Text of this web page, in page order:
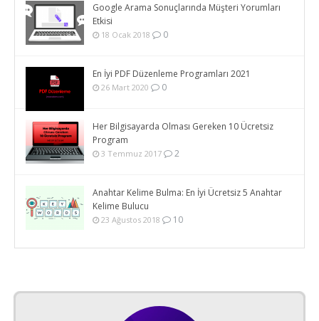
Google Arama Sonuçlarında Müşteri Yorumları
Etkisi
18 Ocak 2018 0
En İyi PDF Düzenleme Programları 2021
26 Mart 2020 0
Her Bilgisayarda Olması Gereken 10 Ücretsiz
Program
3 Temmuz 2017 2
Anahtar Kelime Bulma: En İyi Ücretsiz 5 Anahtar
Kelime Bulucu
23 Ağustos 2018 10